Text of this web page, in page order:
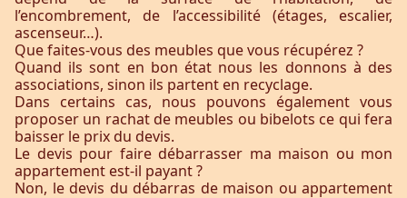
l’encombrement, de l’accessibilité (étages, escalier,
ascenseur…).
Que faites-vous des meubles que vous récupérez ?
Quand ils sont en bon état nous les donnons à des
associations, sinon ils partent en recyclage.
Dans certains cas, nous pouvons également vous
proposer un rachat de meubles ou bibelots ce qui fera
baisser le prix du devis.
Le devis pour faire débarrasser ma maison ou mon
appartement est-il payant ?
Non, le devis du débarras de maison ou appartement